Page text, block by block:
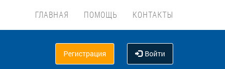
ГЛАВНАЯ ПОМОЩЬ КОНТАКТЫ
Регистрация Войти